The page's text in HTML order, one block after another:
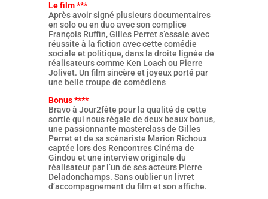
Le film ***
Après avoir signé plusieurs documentaires
en solo ou en duo avec son complice
François Ruffin, Gilles Perret s’essaie avec
réussite à la fiction avec cette comédie
sociale et politique, dans la droite lignée de
réalisateurs comme Ken Loach ou Pierre
Jolivet. Un film sincère et joyeux porté par
une belle troupe de comédiens
Bonus ****
Bravo à Jour2fête pour la qualité de cette
sortie qui nous régale de deux beaux bonus,
une passionnante masterclass de Gilles
Perret et de sa scénariste Marion Richoux
captée lors des Rencontres Cinéma de
Gindou et une interview originale du
réalisateur par l’un de ses acteurs Pierre
Deladonchamps. Sans oublier un livret
d’accompagnement du film et son affiche.